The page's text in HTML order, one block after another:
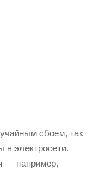
сбоем, так
в электросети.
— например,